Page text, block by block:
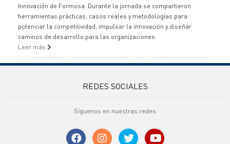
Innovación de Formosa. Durante la jornada se compartieron
herramientas prácticas, casos reales y metodologías para
potenciar la competitividad, impulsar la innovación y diseñar
caminos de desarrollo para las organizaciones.
Leer más
REDES SOCIALES
Síguenos en nuestras redes